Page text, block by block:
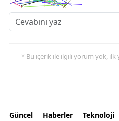
* Bu içerik ile ilgili yorum yok, ilk
Güncel Haberler Teknoloji